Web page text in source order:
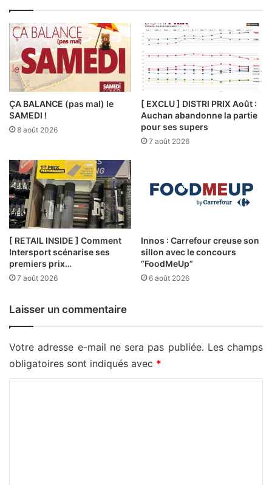
ÇA BALANCE (pas mal) le
SAMEDI !
8 août 2026
[ EXCLU ] DISTRI PRIX Août :
Auchan abandonne la partie
pour ses supers
7 août 2026
[ RETAIL INSIDE ] Comment
Intersport scénarise ses
premiers prix…
7 août 2026
Innos : Carrefour creuse son
sillon avec le concours
“FoodMeUp”
6 août 2026
Laisser un commentaire
Votre adresse e-mail ne sera pas publiée. Les champs
obligatoires sont indiqués avec *